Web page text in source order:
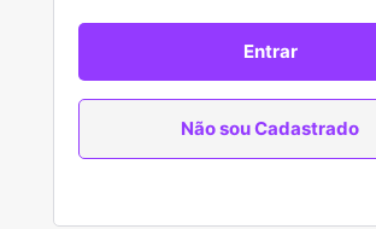
Entrar
Não sou Cadastrado